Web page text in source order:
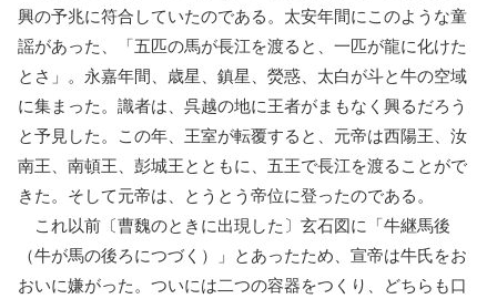
興の予兆に符合していたのである。太安年間にこのような童
謡があった、「五匹の馬が長江を渡ると、一匹が龍に化けた
とさ」。永嘉年間、歳星、鎮星、熒惑、太白が斗と牛の空域
に集まった。識者は、呉越の地に王者がまもなく興るだろう
と予見した。この年、王室が転覆すると、元帝は西陽王、汝
南王、南頓王、彭城王とともに、五王で長江を渡ることがで
きた。そして元帝は、とうとう帝位に登ったのである。
これ以前〔曹魏のときに出現した〕玄石図に「牛継馬後
（牛が馬の後ろにつづく）」とあったため、宣帝は牛氏をお
おいに嫌がった。ついには二つの容器をつくり、どちらも口